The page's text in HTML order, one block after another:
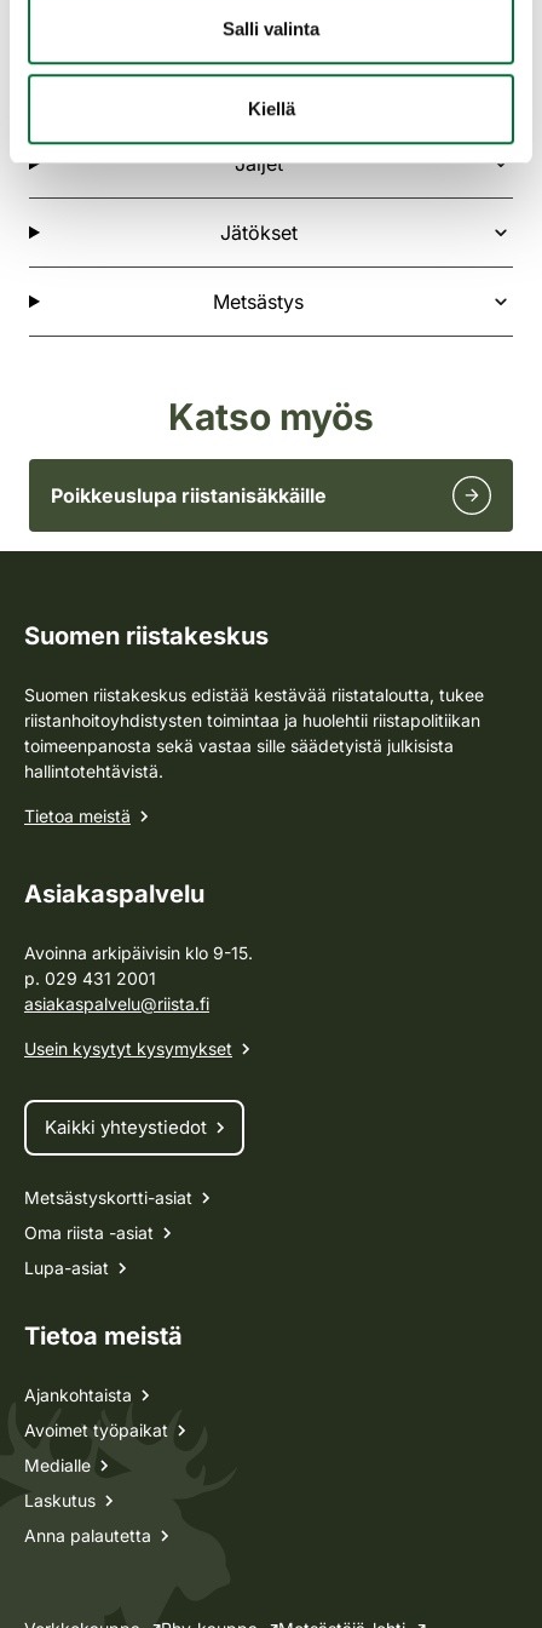
Salli valinta
Kiellä
Jäljet
Jätökset
Metsästys
Katso myös
Poikkeuslupa riistanisäkkäille
Suomen riistakeskus
Suomen riistakeskus edistää kestävää riistataloutta, tukee
riistanhoitoyhdistysten toimintaa ja huolehtii riistapolitiikan
toimeenpanosta sekä vastaa sille säädetyistä julkisista
hallintotehtävistä.
Tietoa meistä
Asiakaspalvelu
Avoinna arkipäivisin klo 9-15.
p. 029 431 2001
asiakaspalvelu@riista.fi
Usein kysytyt kysymykset
Kaikki yhteystiedot
Metsästyskortti-asiat
Oma riista -asiat
Lupa-asiat
Tietoa meistä
Ajankohtaista
Avoimet työpaikat
Medialle
Laskutus
Anna palautetta